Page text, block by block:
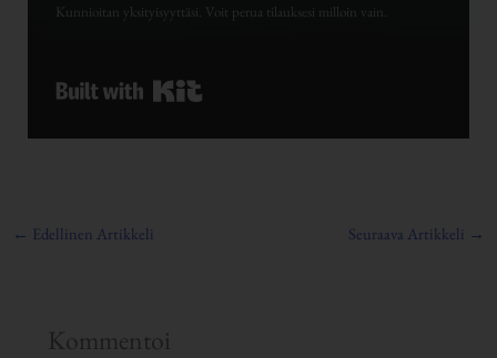
Kunnioitan yksityisyyttäsi. Voit perua tilauksesi milloin vain.
← Edellinen Artikkeli Seuraava Artikkeli →
Kommentoi